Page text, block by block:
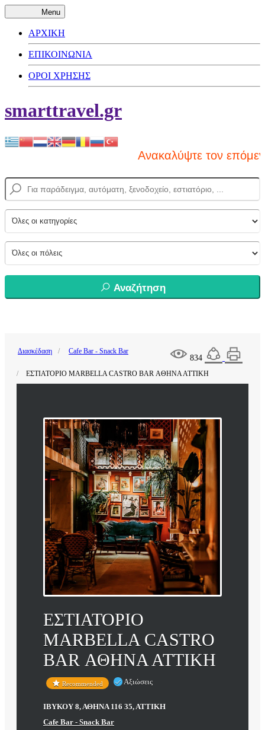
Menu
ΑΡΧΙΚΗ
ΕΠΙΚΟΙΝΩΝΙΑ
ΟΡΟΙ ΧΡΗΣΗΣ
smarttravel.gr
Ανακαλύψτε τον
Αναζήτηση
834
Διασκέδαση Cafe Bar - Snack Bar
ΕΣΤΙΑΤΟΡΙΟ MARBELLA CASTRO BAR ΑΘΗΝΑ ΑΤΤΙΚΗ
ΕΣΤΙΑΤΟΡΙΟ
MARBELLA CASTRO
BAR ΑΘΗΝΑ ΑΤΤΙΚΗ
Recommended Αξιώσεις
ΙΒΥΚΟΥ 8, ΑΘΗΝΑ 116 35, ΑΤΤΙΚΗ
Cafe Bar - Snack Bar